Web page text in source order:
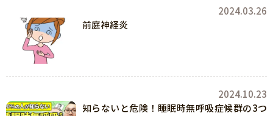
2024.03.26
前庭神経炎
2024.10.23
知らないと危険！睡眠時無呼吸症候群の3つ